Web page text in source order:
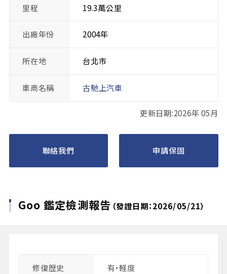
里程 19.3萬公里
出廠年份 2004年
所在地 台北市
車商名稱 古馳上汽車
更新日期:2026年 05月
聯絡我們 申請保固
Goo 鑑定檢測報告 （發證日期：2026/05/21）
修復歴史 有・軽度